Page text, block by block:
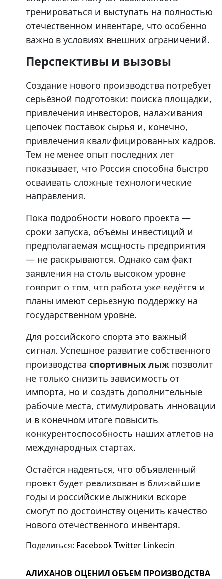
тренироваться и выступать на полностью
отечественном инвентаре, что особенно
важно в условиях внешних ограничений.
Перспективы и вызовы
Создание нового производства потребует
серьёзной подготовки: поиска площадки,
привлечения инвесторов, налаживания
цепочек поставок сырья и, конечно,
привлечения квалифицированных кадров.
Тем не менее опыт последних лет
показывает, что Россия способна быстро
осваивать сложные технологические
направления.
Пока подробности нового проекта —
сроки запуска, объёмы инвестиций и
предполагаемая мощность предприятия
— не раскрываются. Однако сам факт
заявления на столь высоком уровне
говорит о том, что работа уже ведётся и
планы имеют серьёзную поддержку на
государственном уровне.
Для российского спорта это важный
сигнал. Успешное развитие собственного
производства спортивных лыж позволит
не только снизить зависимость от
импорта, но и создать дополнительные
рабочие места, стимулировать инновации
и в конечном итоге повысить
конкурентоспособность наших атлетов на
международных стартах.
Остаётся надеяться, что объявленный
проект будет реализован в ближайшие
годы и российские лыжники вскоре
смогут по достоинству оценить качество
нового отечественного инвентаря.
Поделиться: FacebookTwitter Linkedin
АЛИХАНОВ ОЦЕНИЛ ОБЪЕМ ПРОИЗВОДСТВА